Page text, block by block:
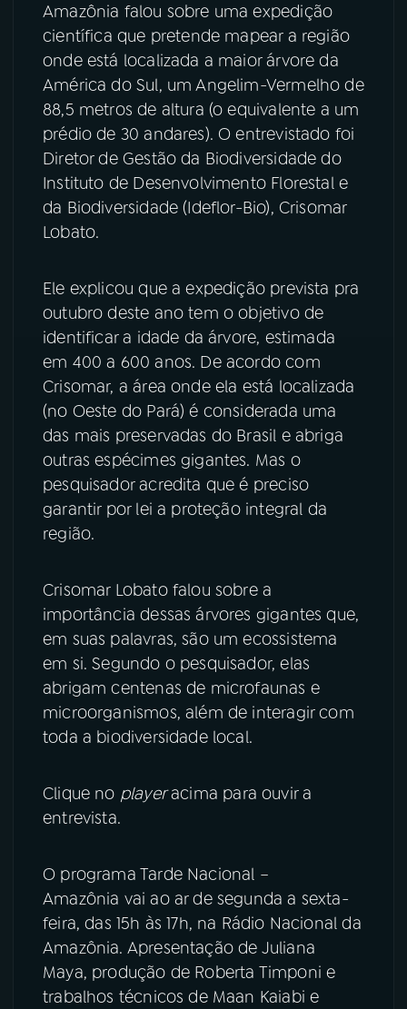
08FESTIVAL DE MÚSICA
ACOMPANHE A RÁDIO NACIONAL
YouTube Facebook
Instagram X
TikTok
Amazônia falou sobre uma expedição
científica que pretende mapear a região
onde está localizada a maior árvore da
América do Sul, um Angelim-Vermelho de
88,5 metros de altura (o equivalente a um
prédio de 30 andares). O entrevistado foi
Diretor de Gestão da Biodiversidade do
Instituto de Desenvolvimento Florestal e
da Biodiversidade (Ideflor-Bio), Crisomar
Lobato.
Ele explicou que a expedição prevista pra
outubro deste ano tem o objetivo de
identificar a idade da árvore, estimada
em 400 a 600 anos. De acordo com
Crisomar, a área onde ela está localizada
(no Oeste do Pará) é considerada uma
das mais preservadas do Brasil e abriga
outras espécimes gigantes. Mas o
pesquisador acredita que é preciso
garantir por lei a proteção integral da
região.
Crisomar Lobato falou sobre a
importância dessas árvores gigantes que,
em suas palavras, são um ecossistema
em si. Segundo o pesquisador, elas
abrigam centenas de microfaunas e
microorganismos, além de interagir com
toda a biodiversidade local.
Clique no playeracima para ouvir a
entrevista.
O programa Tarde Nacional –
Amazônia vai ao ar de segunda a sexta-
feira, das 15h às 17h, na Rádio Nacional da
Amazônia. Apresentação de Juliana
Maya, produção de Roberta Timponi e
trabalhos técnicos de Maan Kaiabi e